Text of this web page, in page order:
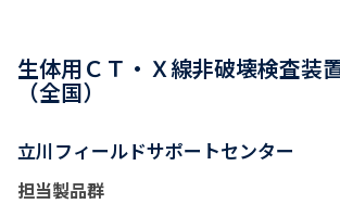
生体用ＣＴ・Ｘ線非破壊検査装
（全国）
立川フィールドサポートセンター
担当製品群